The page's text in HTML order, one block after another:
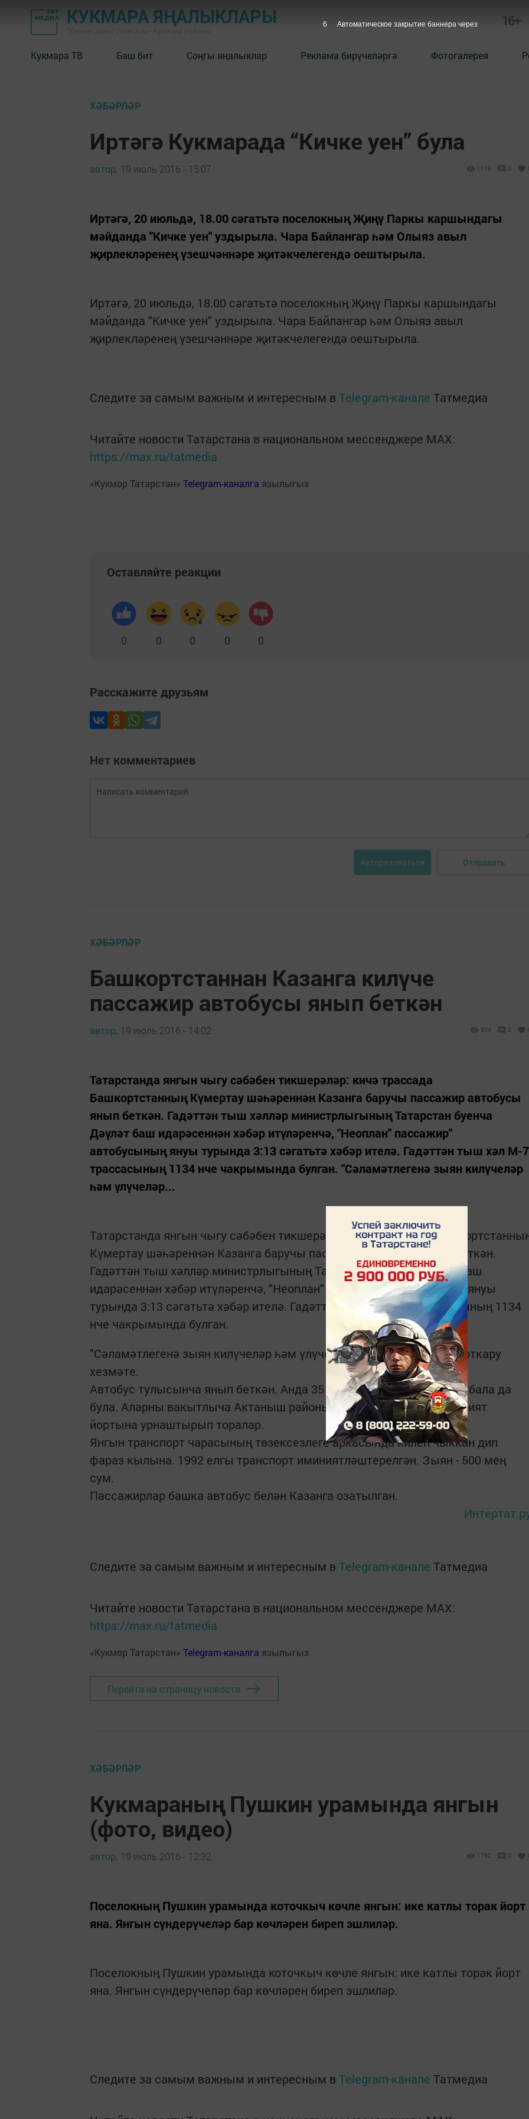
КУКМАРА ЯҢАЛЫКЛАРЫ 16+
Кукмара ТВ Баш бит Соңгы яңалыклар Реклама бирүчеләргә Фотогалерея
ХӘБӘРЛӘР
Иртәгә Кукмарада “Кичке уен” була
автор, 19 июль 2016 - 15:07 1119 0
Иртәгә, 20 июльдә, 18.00 сәгатьтә поселокның Җиңү Паркы каршындагы
мәйданда "Кичке уен" уздырыла. Чара Байлангар һәм Олыяз авыл
җирлекләренең үзешчәннәре җитәкчелегендә оештырыла.
Иртәгә, 20 июльдә, 18.00 сәгатьтә поселокның Җиңү Паркы каршындагы
мәйданда "Кичке уен" уздырыла. Чара Байлангар һәм Олыяз авыл
җирлекләренең үзешчәннәре җитәкчелегендә оештырыла.
Следите за самым важным и интересным в Telegram-канале Татмедиа
Читайте новости Татарстана в национальном мессенджере MАХ:
https://max.ru/tatmedia
«Кукмор Татарстан» Telegram-каналга язылыгыз
Оставляйте реакции
0 0 0 0 0
Расскажите друзьям
Нет комментариев
Авторизоваться Отправить
ХӘБӘРЛӘР
Башкортстаннан Казанга килүче
пассажир автобусы янып беткән
автор, 19 июль 2016 - 14:02 904 0
Татарстанда янгын чыгу сәбәбен тикшерәләр: кичә трассада
Башкортстанның Күмертау шәһәреннән Казанга баручы пассажир автобусы
янып беткән. Гадәттән тыш хәлләр министрлыгының Татарстан буенча
Дәүләт баш идарәсеннән хәбәр итүләренчә, "Неоплан" пассажир"
автобусының януы турында 3:13 сәгатьтә хәбәр ителә. Гадәттән тыш хәл М-7
трассасының 1134 нче чакрымында булган. "Сәламәтлегенә зыян килүчеләр
һәм үлүчеләр...
Татарстанда янгын чыгу сәбәбен тикшерәләр: кичә трассада
Күмертау шәһәреннән Казанга баручы пассажир автобусы янып беткән.
Гадәттән тыш хәлләр министрлыгының Татарстан буенча Дәүләт баш
идарәсеннән хәбәр итүләренчә, "Неоплан" пассажир" автобусының януы
турында 3:13 сәгатьтә хәбәр ителә. Гадәттән тыш хәл М-7 трассасының 1134
нче чакрымында булган.
"Сәламәтлегенә зыян килүчеләр һәм үлүчеләр юк", - дип җиткерә коткару
хезмәте.
Автобус тулысынча янып беткән. Анда 35 пассажир, шул исәптән 4 бала да
була. Аларны вакытлыча Актаныш районындагы Пучы авыл мәдәният
йортына урнаштырып торалар.
Янгын транспорт чарасының төзексезлеге аркасында килеп чыккан дип
фараз кылына. 1992 елгы транспорт иминиятләштерелгән. Зыян - 500 мең
сум.
Пассажирлар башка автобус белән Казанга озатылган.
Следите за самым важным и интересным в Telegram-канале Татмедиа
Читайте новости Татарстана в национальном мессенджере MАХ:
https://max.ru/tatmedia
«Кукмор Татарстан» Telegram-каналга язылыгыз
Перейти на страницу новости
ХӘБӘРЛӘР
Кукмараның Пушкин урамында янгын
(фото, видео)
автор, 19 июль 2016 - 12:32 1762 0
Поселокның Пушкин урамында коточкыч көчле янгын: ике катлы торак йорт
яна. Янгын сүндерүчеләр бар көчләрен биреп эшлиләр.
Поселокның Пушкин урамында коточкыч көчле янгын: ике катлы торак йорт
яна. Янгын сүндерүчеләр бар көчләрен биреп эшлиләр.
Следите за самым важным и интересным в Telegram-канале Татмедиа
5 Автоматическое закрытие баннера через